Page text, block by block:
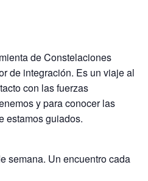
de Constelaciones
de integración. Es un viaje al
con las fuerzas
y para conocer las
estamos guiados.
semana. Un encuentro cada